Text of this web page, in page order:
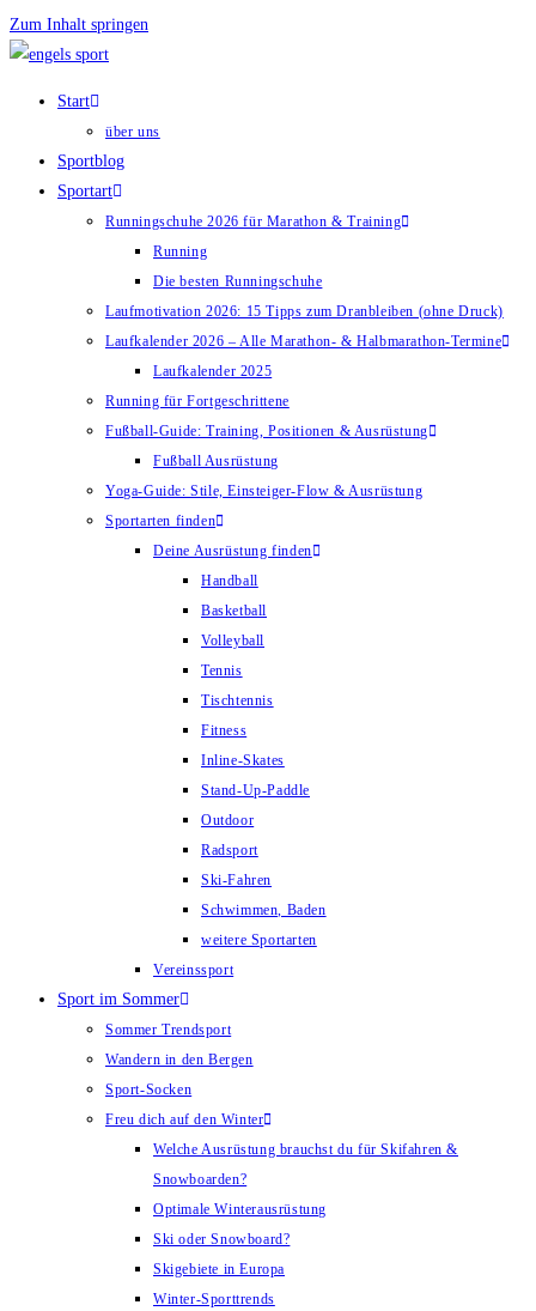
Zum Inhalt springen
Start
über uns
Sportblog
Sportart
Runningschuhe 2026 für Marathon & Training
Running
Die besten Runningschuhe
Laufmotivation 2026: 15 Tipps zum Dranbleiben (ohne Druck)
Laufkalender 2026 – Alle Marathon- & Halbmarathon-Termine
Laufkalender 2025
Running für Fortgeschrittene
Fußball-Guide: Training, Positionen & Ausrüstung
Fußball Ausrüstung
Yoga-Guide: Stile, Einsteiger-Flow & Ausrüstung
Sportarten finden
Deine Ausrüstung finden
Handball
Basketball
Volleyball
Tennis
Tischtennis
Fitness
Inline-Skates
Stand-Up-Paddle
Outdoor
Radsport
Ski-Fahren
Schwimmen, Baden
weitere Sportarten
Vereinssport
Sport im Sommer
Sommer Trendsport
Wandern in den Bergen
Sport-Socken
Freu dich auf den Winter
Welche Ausrüstung brauchst du für Skifahren &
Snowboarden?
Optimale Winterausrüstung
Ski oder Snowboard?
Skigebiete in Europa
Winter-Sporttrends